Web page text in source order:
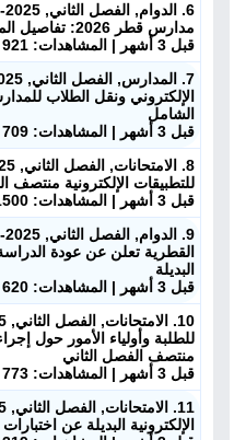
مدارس قطر 2026: تفاصيل المواعيد الجديدة بدءًا من 3 مايو
قبل 3 أشهر | المشاهدات: 921
الشامل
قبل 3 أشهر | المشاهدات: 709
للتطبيقات الإلكترونية منتصف
قبل 3 أشهر | المشاهدات: 1500
القطرية تعلن عن عودة
البديلة
قبل 3 أشهر | المشاهدات: 620
للطلبة وأولياء الأمور حول
منتصف الفصل الثاني
قبل 3 أشهر | المشاهدات: 773
الإلكترونية البديلة عن